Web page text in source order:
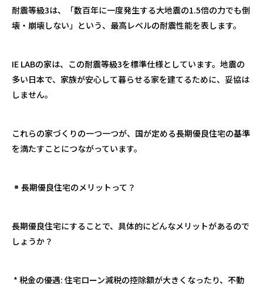
耐震等級3は、「数百年に一度発生する大地震の1.5倍の力でも倒
壊・崩壊しない」という、最高レベルの耐震性能を表します。
IE LABの家は、この耐震等級3を標準仕様としています。地震の
多い日本で、家族が安心して暮らせる家を建てるために、妥協は
しません。
これらの家づくりの一つ一つが、国が定める長期優良住宅の基準
を満たすことにつながっています。
長期優良住宅のメリットって？
長期優良住宅にすることで、具体的にどんなメリットがあるので
しょうか？
* 税金の優遇: 住宅ローン減税の控除額が大きくなったり、不動